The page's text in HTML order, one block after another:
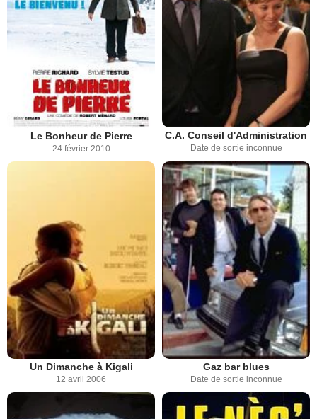
Le Bonheur de Pierre
24 février 2010
C.A. Conseil d'Administration
Date de sortie inconnue
Un Dimanche à Kigali
12 avril 2006
Gaz bar blues
Date de sortie inconnue